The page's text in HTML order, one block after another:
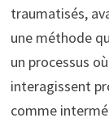
traumatisés,
une méthode
un processus
interagissent
comme